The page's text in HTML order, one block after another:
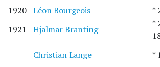
1920 Léon Bourgeois *
1921
Hjalmar Branting
*
Christian Lange *